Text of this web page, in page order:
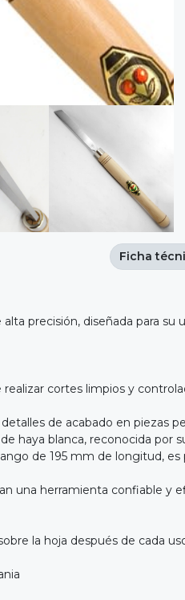
precisión, diseñada para
cortes limpios y
de acabado en
haya blanca, reconocida
de 195 mm de longitud,
una herramienta confiable y
la hoja después de cada
Ficha